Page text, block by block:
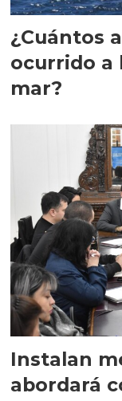
¿Cuántos
ocurrido a
mar?
Instalan
abordará